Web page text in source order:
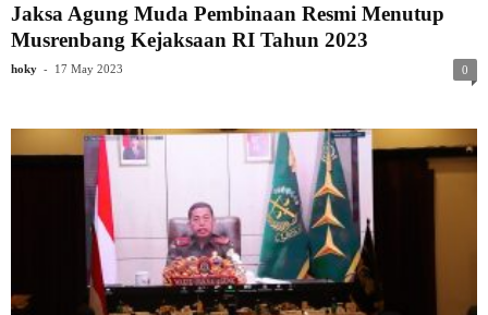
Jaksa Agung Muda Pembinaan Resmi Menutup
Musrenbang Kejaksaan RI Tahun 2023
hoky - 17 May 2023 0